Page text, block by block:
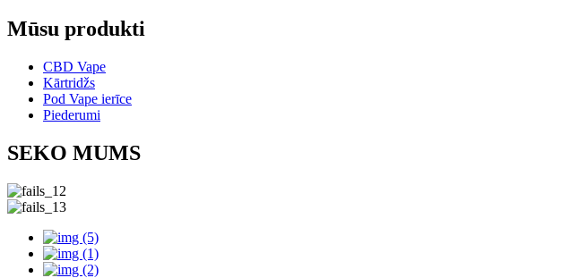
Mūsu produkti
CBD Vape
Kārtridžs
Pod Vape ierīce
Piederumi
SEKO MUMS